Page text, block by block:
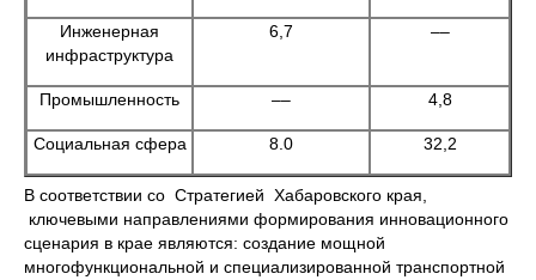
Инженерная
инфраструктура
6,7 ––
Промышленность –– 4,8
Социальная сфера 8.0 32,2
В соответствии со Стратегией Хабаровского края,
ключевыми направлениями формирования инновационного
сценария в крае являются: создание мощной
многофункциональной и специализированной транспортной